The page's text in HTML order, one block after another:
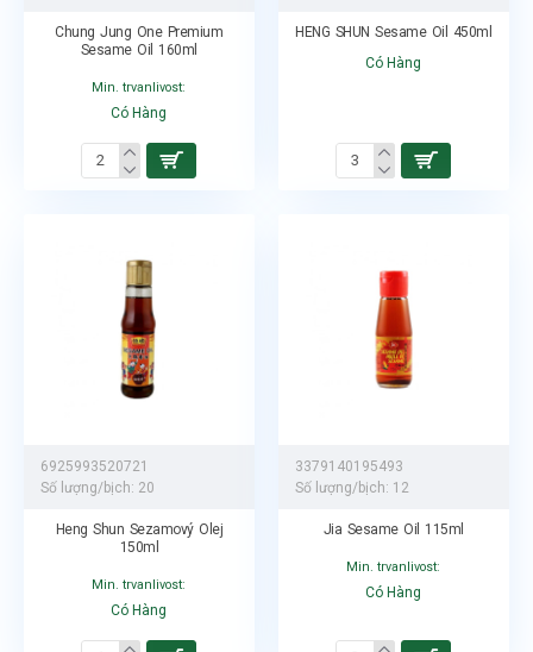
Chung Jung One Premium
Sesame Oil 160ml
Min. trvanlivost:
Có Hàng
HENG SHUN Sesame Oil 450ml
Có Hàng
6925993520721
Số lượng/bịch: 20
Heng Shun Sezamový Olej
150ml
Min. trvanlivost:
Có Hàng
3379140195493
Số lượng/bịch: 12
Jia Sesame Oil 115ml
Min. trvanlivost:
Có Hàng